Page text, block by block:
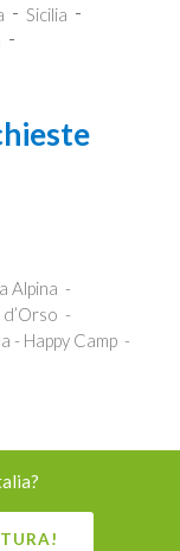
Sicilia
Alpina
- Happy Camp